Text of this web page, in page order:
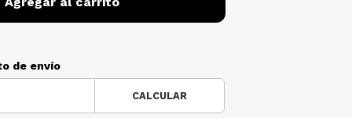
de envío
CALCULAR